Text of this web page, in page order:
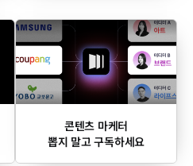
콘텐츠 마케터
뽑지 말고 구독하세요